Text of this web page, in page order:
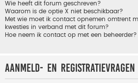
Wie heeft dit forum geschreven?
Waarom is de optie X niet beschikbaar?
Met wie moet ik contact opnemen omtrent
kwesties in verband met dit forum?
Hoe neem ik contact op met een beheerder?
Aanmeld- en registratievragen